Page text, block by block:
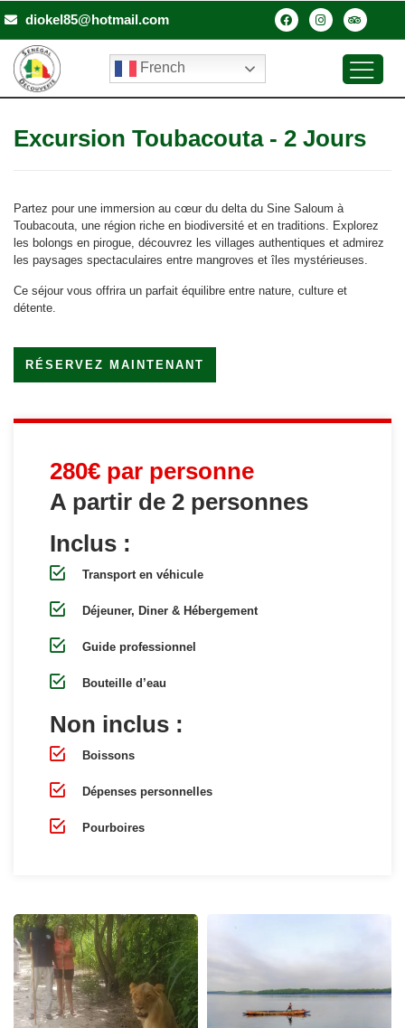
diokel85@hotmail.com
French
Excursion Toubacouta - 2 Jours
Partez pour une immersion au cœur du delta du Sine Saloum à
Toubacouta, une région riche en biodiversité et en traditions. Explorez
les bolongs en pirogue, découvrez les villages authentiques et admirez
les paysages spectaculaires entre mangroves et îles mystérieuses.
Ce séjour vous offrira un parfait équilibre entre nature, culture et
détente.
RÉSERVEZ MAINTENANT
280€ par personne
A partir de 2 personnes
Inclus :
Transport en véhicule
Déjeuner, Diner & Hébergement
Guide professionnel
Bouteille d’eau
Non inclus :
Boissons
Dépenses personnelles
Pourboires